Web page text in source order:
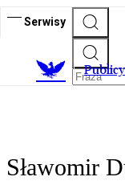
Serwisy
Sławomir